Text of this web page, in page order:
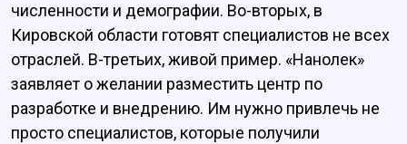
численности и демографии. Во-вторых, в
Кировской области готовят специалистов не всех
отраслей. В-третьих, живой пример. «Нанолек»
заявляет о желании разместить центр по
разработке и внедрению. Им нужно привлечь не
просто специалистов, которые получили